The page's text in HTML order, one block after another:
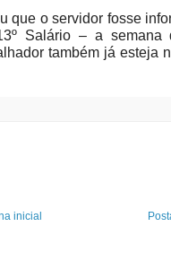
que o servidor fosse
Salário – a
também já esteja
inicial